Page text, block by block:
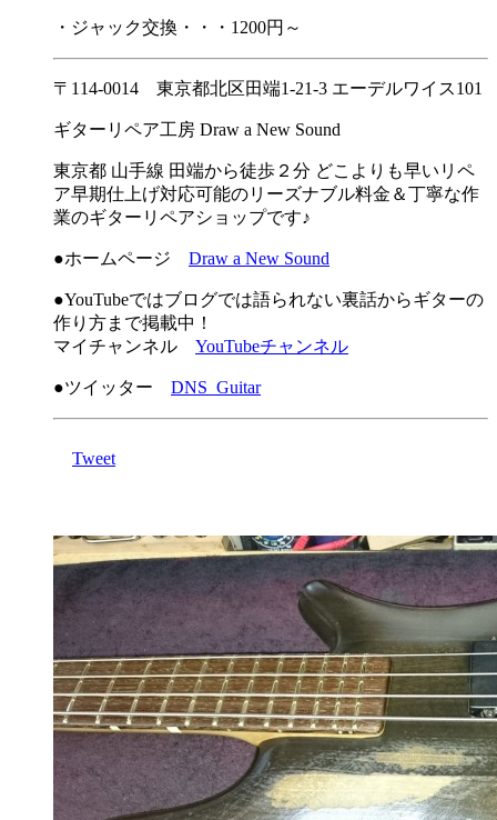
・ジャック交換・・・1200円～
〒114-0014 東京都北区田端1-21-3 エーデルワイス101
ギターリペア工房 Draw a New Sound
東京都 山手線 田端から徒歩２分 どこよりも早いリペ
ア早期仕上げ対応可能のリーズナブル料金＆丁寧な作
業のギターリペアショップです♪
●ホームページ Draw a New Sound
●YouTubeではブログでは語られない裏話からギターの
作り方まで掲載中！
マイチャンネル YouTubeチャンネル
●ツイッター DNS_Guitar
Tweet